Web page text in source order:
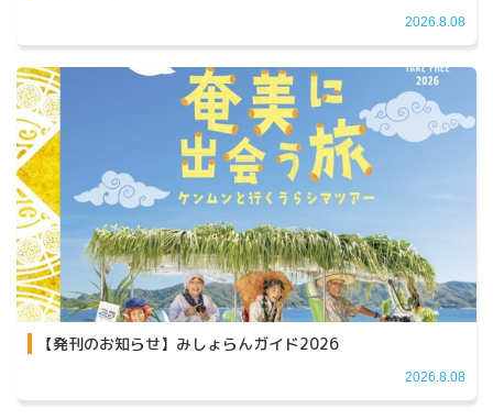
2026.8.08
【発刊のお知らせ】みしょらんガイド2026
2026.8.08